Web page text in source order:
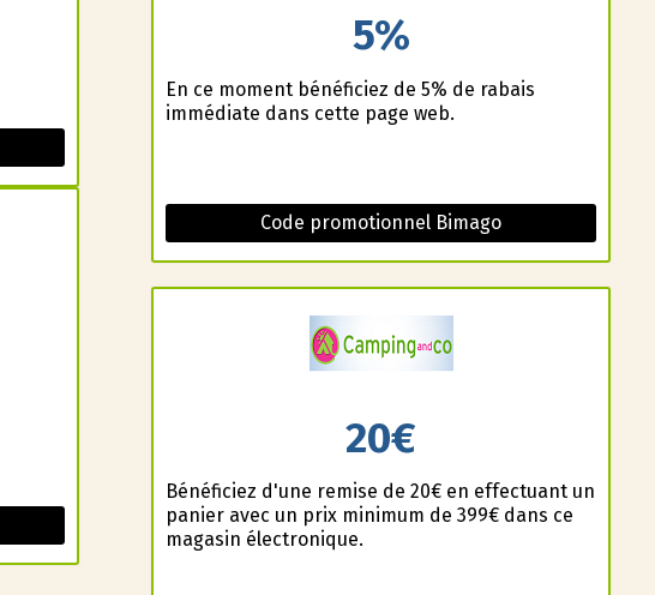
5%
En ce moment bénéficiez de 5% de rabais
immédiate dans cette page web.
Code promotionnel Bimago
20€
Bénéficiez d'une remise de 20€ en effectuant un
panier avec un prix minimum de 399€ dans ce
magasin électronique.